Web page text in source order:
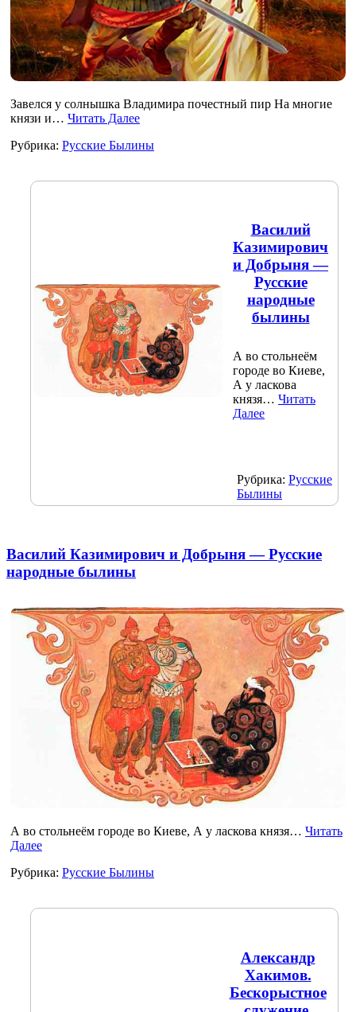
Завелся у солнышка Владимира почестный пир На многие
князи и… Читать Далее
Рубрика: Русские Былины
Василий
Казимирович
и Добрыня —
Русские
народные
былины
А во стольнеём
городе во Киеве,
А у ласкова
князя… Читать
Далее
Рубрика: Русские
Былины
Василий Казимирович и Добрыня — Русские
народные былины
А во стольнеём городе во Киеве, А у ласкова князя… Читать
Далее
Рубрика: Русские Былины
Александр
Хакимов.
Бескорыстное